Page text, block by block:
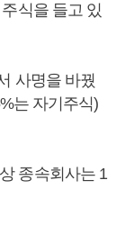
식을 들고 있
사명을 바꿨
는 자기주식)
종속회사는 1